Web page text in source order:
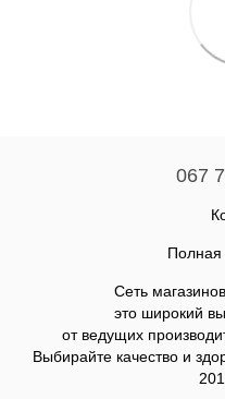
067
Полная
Сеть
это широкий
от ведущих
Выбирайте качество и